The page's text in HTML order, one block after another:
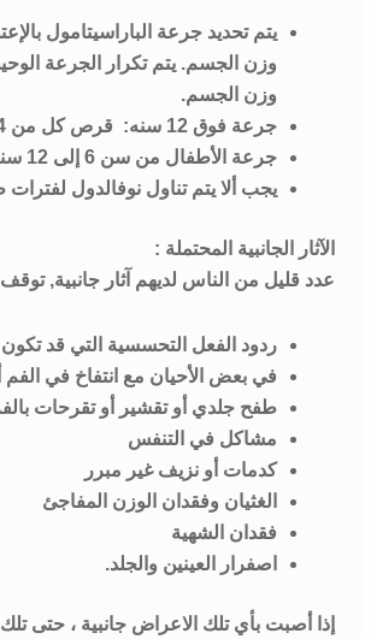
وزن الجسم.
جرعة فوق 12 سنه: قرص كل من 4 الى 8 ساعات حسب الحاجة, لا تأخذ أكثر من 4 أقراص في 24 ساعة.
جرعة الأطفال من سن 6 إلى 12 سنة: قرص واحد كل من 6 الى 12 ساعة حسب الحاجة, لا تعط أكثر من 2 أقراص خلال 24 ساعة.
يجب ألا يتم تناول نوفالدول
الآثار الجانبية المحتملة :
عدد قليل من الناس لديهم آثار جانبية,
ردود الفعل التحسسية التي قد
في بعض الأحيان مع انتفاخ في
طفح جلدي أو تقشير أو تقرحات
مشاكل في التنفس
كدمات أو نزيف غير مبرر
الغثيان وفقدان الوزن المفاجئ
فقدان الشهية
اصفرار العينين والجلد.
إذا أصبت بأي تلك الاعراض جانبية ، حتى